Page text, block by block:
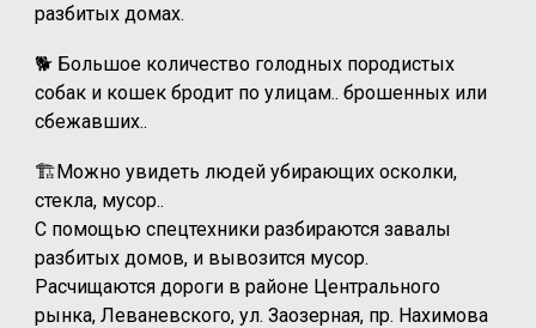
разбитых домах.
🐕 Большое количество голодных породистых
собак и кошек бродит по улицам.. брошенных или
сбежавших..
🏗️Можно увидеть людей убирающих осколки,
стекла, мусор..
С помощью спецтехники разбираются завалы
разбитых домов, и вывозится мусор.
Расчищаются дороги в районе Центрального
рынка, Леваневского, ул. Заозерная, пр. Нахимова